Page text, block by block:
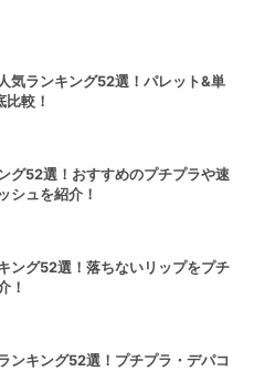
気ランキング52選！パレット&単
較！
グ52選！おすすめのプチプラや速
シュを紹介！
ング52選！落ちないリップをプチ
！
ンキング52選！プチプラ・デパコ